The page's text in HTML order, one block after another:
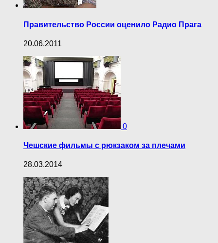
Правительство России оценило Радио Прага
20.06.2011
0
Чешские фильмы с рюкзаком за плечами
28.03.2014